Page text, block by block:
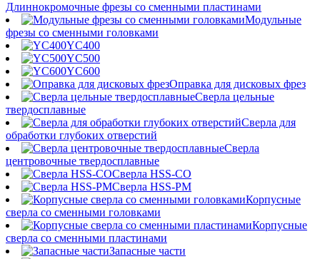
Длиннокромочные фрезы со сменными пластинами
Модульные
фрезы со сменными головками
YC400
YC500
YC600
Оправка для дисковых фрез
Сверла цельные
твердосплавные
Сверла для
обработки глубоких отверстий
Сверла
центровочные твердосплавные
Сверла HSS-CO
Сверла HSS-PM
Корпусные
сверла со сменными головками
Корпусные
сверла со сменными пластинами
Запасные части